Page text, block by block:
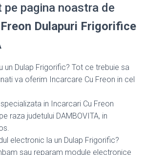
pe pagina noastra de
Dulapuri Frigorifice
un Dulap Frigorific? Tot ce trebuie sa
va oferim Incarcare Cu Freon in cel
in Incarcari Cu Freon
raza judetului DAMBOVITA, in
electronic la un Dulap Frigorific?
sau reparam module electronice